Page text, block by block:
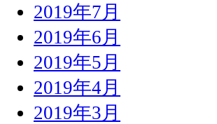
2019年7月
2019年6月
2019年5月
2019年4月
2019年3月